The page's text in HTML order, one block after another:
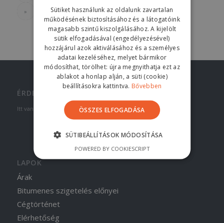
»
ÉRDEKES LINKEK
Itt van néhány érdekes link. Élvezze a böngészést :)
LAPOK
Árak
Bitumenes szigetelés előnyei
Cégtörténet
Elérhetőség
Sütiket használunk az oldalunk zavartalan
működésének biztosításához és a látogatóink
magasabb szintű kiszolgálásához. A kijelölt
sütik elfogadásával (engedélyezésével)
hozzájárul azok aktiválásához és a személyes
adatai kezeléséhez, melyet bármikor
módosíthat, törölhet: újra megnyithatja ezt az
ablakot a honlap alján, a süti (cookie)
beállításokra kattintva. Bővebben
ÖSSZES ELFOGADÁSA
SÜTIBEÁLLÍTÁSOK MÓDOSÍTÁSA
POWERED BY COOKIESCRIPT